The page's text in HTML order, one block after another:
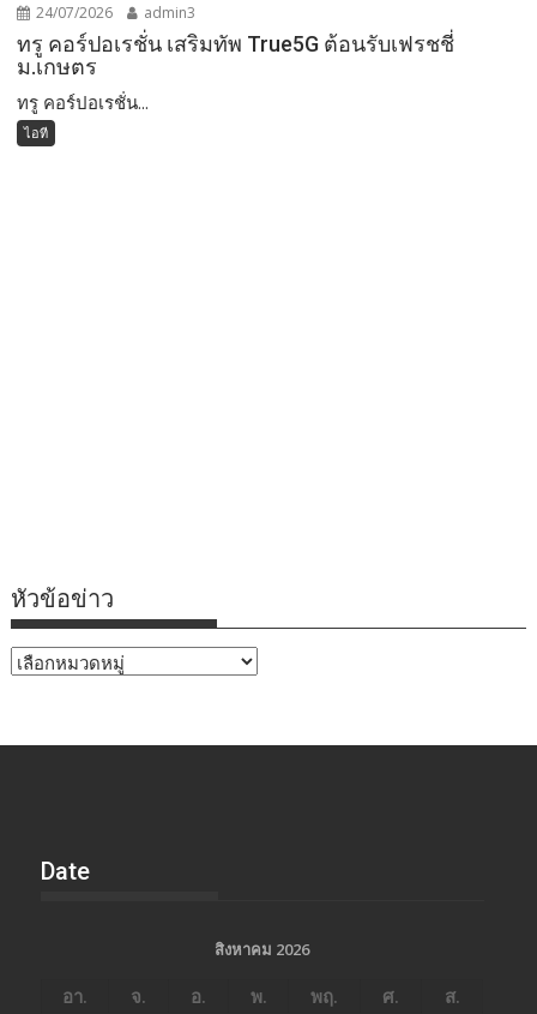
24/07/2026 admin3
ทรู คอร์ปอเรชั่น เสริมทัพ True5G ต้อนรับเฟรชชี่
ม.เกษตร
ทรู คอร์ปอเรชั่น...
ไอที
หัวข้อข่าว
หัวข้อ
Date
สิงหาคม 2026
อา. จ. อ. พ. พฤ. ศ.
ส.